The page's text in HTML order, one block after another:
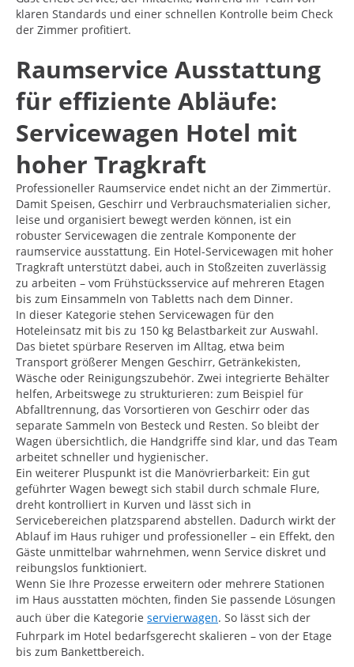
klaren Standards und einer schnellen Kontrolle beim Check
der Zimmer profitiert.
Raumservice Ausstattung
für effiziente Abläufe:
Servicewagen Hotel mit
hoher Tragkraft
Professioneller Raumservice endet nicht an der Zimmertür.
Damit Speisen, Geschirr und Verbrauchsmaterialien sicher,
leise und organisiert bewegt werden können, ist ein
robuster Servicewagen die zentrale Komponente der
raumservice ausstattung. Ein Hotel-Servicewagen mit hoher
Tragkraft unterstützt dabei, auch in Stoßzeiten zuverlässig
zu arbeiten – vom Frühstücksservice auf mehreren Etagen
bis zum Einsammeln von Tabletts nach dem Dinner.
In dieser Kategorie stehen Servicewagen für den
Hoteleinsatz mit bis zu 150 kg Belastbarkeit zur Auswahl.
Das bietet spürbare Reserven im Alltag, etwa beim
Transport größerer Mengen Geschirr, Getränkekisten,
Wäsche oder Reinigungszubehör. Zwei integrierte Behälter
helfen, Arbeitswege zu strukturieren: zum Beispiel für
Abfalltrennung, das Vorsortieren von Geschirr oder das
separate Sammeln von Besteck und Resten. So bleibt der
Wagen übersichtlich, die Handgriffe sind klar, und das Team
arbeitet schneller und hygienischer.
Ein weiterer Pluspunkt ist die Manövrierbarkeit: Ein gut
geführter Wagen bewegt sich stabil durch schmale Flure,
dreht kontrolliert in Kurven und lässt sich in
Servicebereichen platzsparend abstellen. Dadurch wirkt der
Ablauf im Haus ruhiger und professioneller – ein Effekt, den
Gäste unmittelbar wahrnehmen, wenn Service diskret und
reibungslos funktioniert.
Wenn Sie Ihre Prozesse erweitern oder mehrere Stationen
im Haus ausstatten möchten, finden Sie passende Lösungen
auch über die Kategorie servierwagen. So lässt sich der
Fuhrpark im Hotel bedarfsgerecht skalieren – von der Etage
bis zum Bankettbereich.